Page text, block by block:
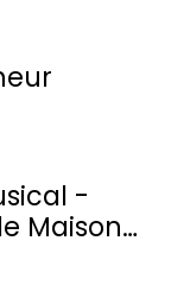
-
Maisons-